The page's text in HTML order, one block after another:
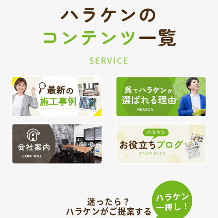
ハラケンの
コンテンツ一覧
SERVICE
迷ったら？
ハラケンがご提案する